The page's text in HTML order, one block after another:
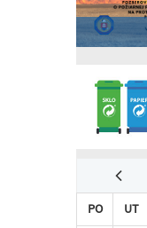
PO UT